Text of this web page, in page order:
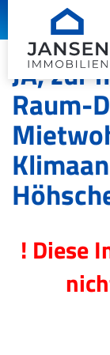
JA, zur
Raum-
! Diese